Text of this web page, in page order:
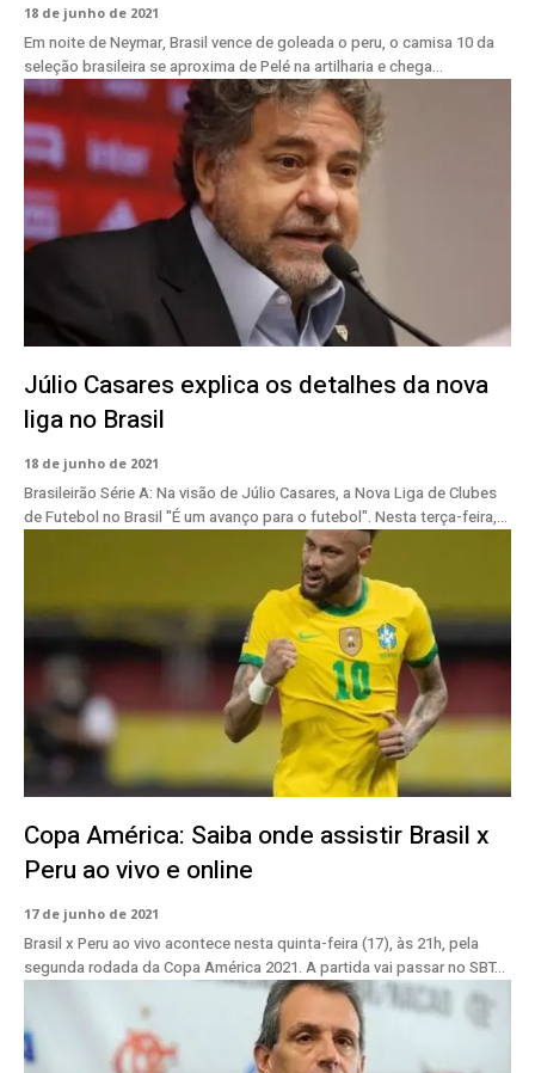
18 de junho de 2021
Em noite de Neymar, Brasil vence de goleada o peru, o camisa 10 da
seleção brasileira se aproxima de Pelé na artilharia e chega...
Júlio Casares explica os detalhes da nova
liga no Brasil
18 de junho de 2021
Brasileirão Série A: Na visão de Júlio Casares, a Nova Liga de Clubes
de Futebol no Brasil "É um avanço para o futebol". Nesta terça-feira,...
Copa América: Saiba onde assistir Brasil x
Peru ao vivo e online
17 de junho de 2021
Brasil x Peru ao vivo acontece nesta quinta-feira (17), às 21h, pela
segunda rodada da Copa América 2021. A partida vai passar no SBT...